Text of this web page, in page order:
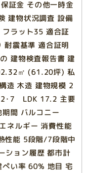
証金 その他一時金
建物状況調査 設備
ラット35 適合証
耐震基準 適合証明
建物検査報告書 建
㎡ (61.20坪) 私
造 木造 建物規模 2
･7 LDK 17.2 主要
間 バルコニー
ネルギー 消費性能
能 5段階/7段階中
ション履歴 都市計
い率 60% 地目 宅